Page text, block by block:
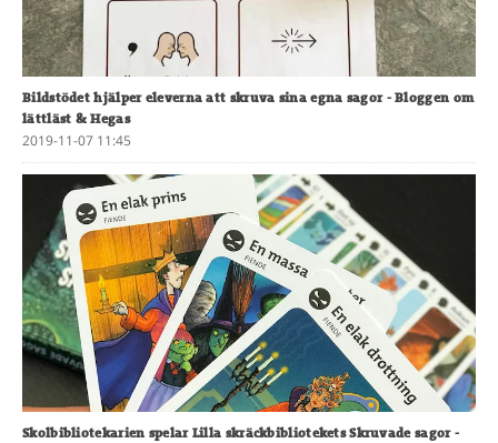
Bildstödet hjälper eleverna att skruva sina egna sagor- Bloggen om
lättläst & Hegas
2019-11-07 11:45
Skolbibliotekarien spelar Lilla skräckbibliotekets Skruvade sagor-